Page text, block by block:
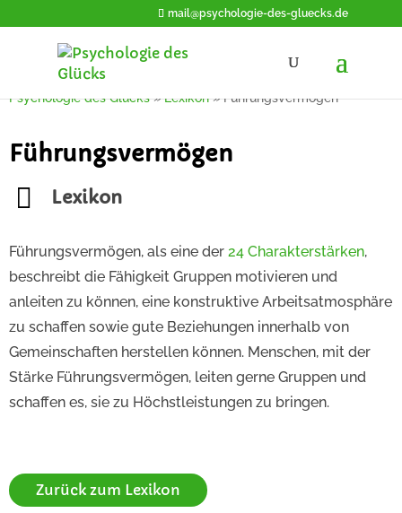
mail@psychologie-des-gluecks.de
Psychologie des Glücks»Lexikon»Führungsvermögen
Führungsvermögen
Lexikon
Führungsvermögen, als eine der 24 Charakterstärken,
beschreibt die Fähigkeit Gruppen motivieren und
anleiten zu können, eine konstruktive Arbeitsatmosphäre
zu schaffen sowie gute Beziehungen innerhalb von
Gemeinschaften herstellen können. Menschen, mit der
Stärke Führungsvermögen, leiten gerne Gruppen und
schaffen es, sie zu Höchstleistungen zu bringen.
Zurück zum Lexikon